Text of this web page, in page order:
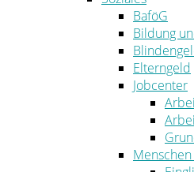
BaföG
Bildung
Elterngeld
Jobcenter